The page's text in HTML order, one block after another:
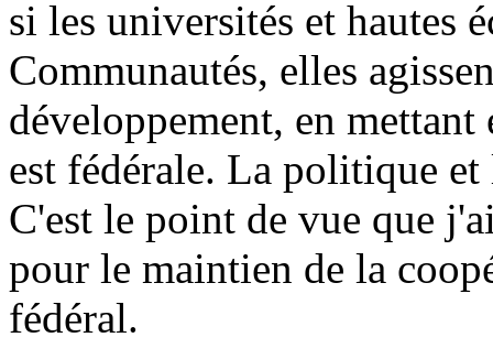
si les universités et hautes
Communautés, elles
développement, en
est fédérale. La politique
C'est le point de vue que
pour le maintien de la
fédéral.